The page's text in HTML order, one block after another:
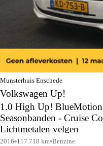
Munsterhuis Enschede
Volkswagen Up!
1.0 High Up!
Seasonbanden - Cruise
Lichtmetalen velgen
2016 117.718 km Benzine